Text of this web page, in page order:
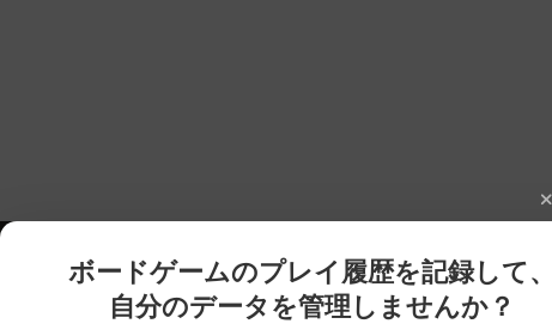
ボードゲームのプレイ履歴を記録して、
自分のデータを管理しませんか？